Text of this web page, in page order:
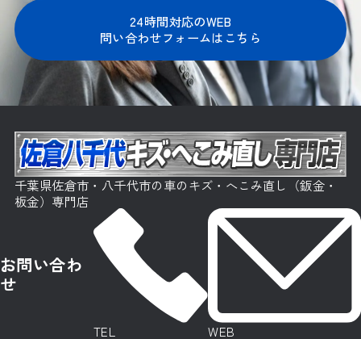
24時間対応のWEB
問い合わせフォームはこちら
千葉県佐倉市・八千代市の車のキズ・へこみ直し（鈑金・
板金）専門店
お問い合わ
せ
TEL WEB